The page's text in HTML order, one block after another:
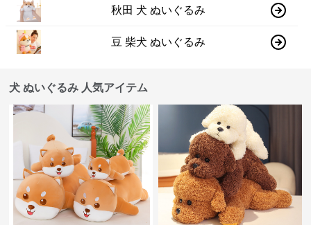
秋田 犬 ぬいぐるみ
豆 柴犬 ぬいぐるみ
犬 ぬいぐるみ 人気アイテム